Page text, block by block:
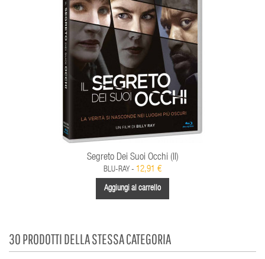
Segreto Dei Suoi Occhi (Il)
BLU-RAY - 12,91 €
Aggiungi al carrello
30 PRODOTTI DELLA STESSA CATEGORIA